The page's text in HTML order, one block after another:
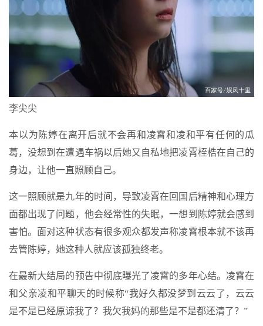
李尖尖
本以为陈婷在离开后就不会再和凌霄和凌和平有任何的瓜
葛，没想到在遭遇车祸以后她又自私地把凌霄桎梏在自己的
身边，让他一直照顾自己。
这一照顾就是九年的时间，导致凌霄在回国后精神和心理方
面都出现了问题，他会经常性的失眠，一想到陈婷就会感到
害怕。面对这种状态有很多观众都发声称凌霄根本就不该再
去管陈婷，她这种人就应该孤独终老。
在最新大结局的预告中彻底曝光了凌霄的多年心结。凌霄在
和父亲凌和平聊天的时候称“我好久都没梦到云云了，云云
是不是已经原谅我了？我欠我妈的那些是不是都还清了？”